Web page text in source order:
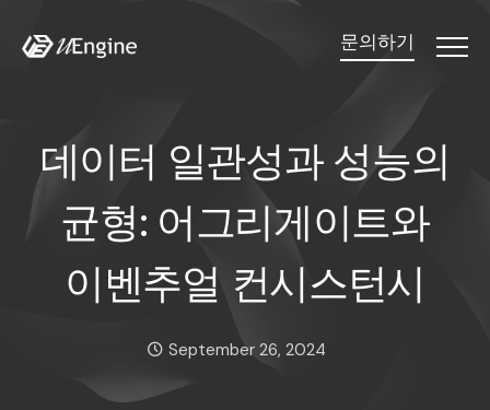
문의하기
Menu
데이터 일관성과 성능의
데이터 일관성과 성능의
균형: 어그리게이트와
이벤추얼 컨시스턴시
Date:
September 26, 2024